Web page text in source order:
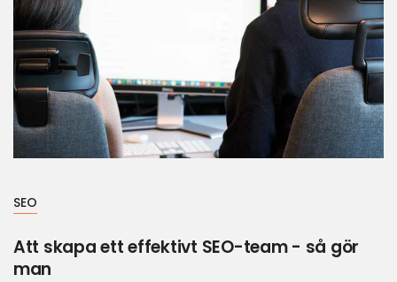
SEO
Att skapa ett effektivt SEO-team - så gör
man